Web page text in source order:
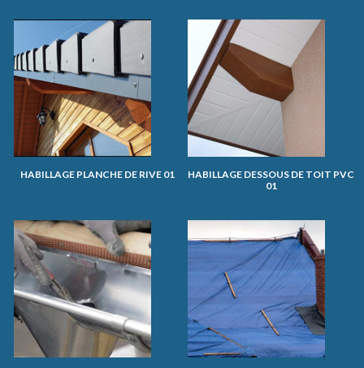
HABILLAGE PLANCHE DE RIVE 01
HABILLAGE DESSOUS DE TOIT PVC
01